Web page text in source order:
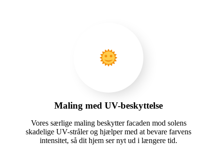
Maling med UV-beskyttelse
Vores særlige maling beskytter facaden mod solens
skadelige UV-stråler og hjælper med at bevare farvens
intensitet, så dit hjem ser nyt ud i længere tid.